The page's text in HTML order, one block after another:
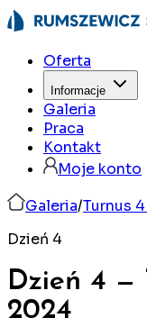
Oferta
Informacje
Galeria
Praca
Kontakt
Moje konto
Galeria/Turnus
Dzień 4
Dzień 4 —
2024